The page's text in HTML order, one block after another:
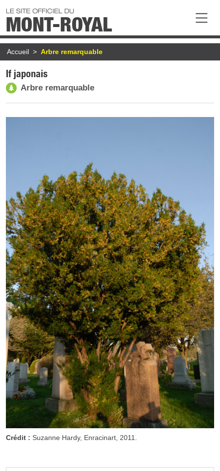
LE SITE OFFICIEL DU
MONT-ROYAL
Fil d'Ariane
Accueil Arbre remarquable
If japonais
Arbre remarquable
Crédit : Suzanne Hardy, Enracinart, 2011.